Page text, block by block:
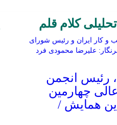
کلام قلم
رئیس انجمن
چهارمین
همایش /